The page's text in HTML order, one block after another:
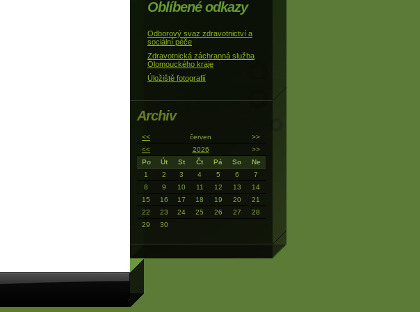
Oblíbené odkazy
Odborový svaz zdravotnictví a
sociální péče
Zdravotnická záchranná služba
Olomouckého kraje
Úložiště fotografií
Archiv
<< červen
>>
<<
2026
>>
Po
Út St Čt Pá So
Ne
1
2 3 4 5 6
7
8
9 10 11 12 13
14
15
16 17 18 19 20
21
22
23 24 25 26 27
28
29
30